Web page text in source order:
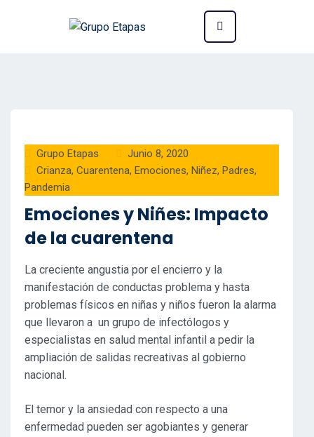
Grupo Etapas
Junio 8, 2020
Crianza, Cuarentena, Emociones, Niñez, Padres,
Pandemia
Emociones y Niñes: Impacto
de la cuarentena
La creciente angustia por el encierro y la
manifestación de conductas problema y hasta
problemas físicos en niñas y niños fueron la alarma
que llevaron a un grupo de infectólogos y
especialistas en salud mental infantil a pedir la
ampliación de salidas recreativas al gobierno
nacional.
El temor y la ansiedad con respecto a una
enfermedad pueden ser agobiantes y generar